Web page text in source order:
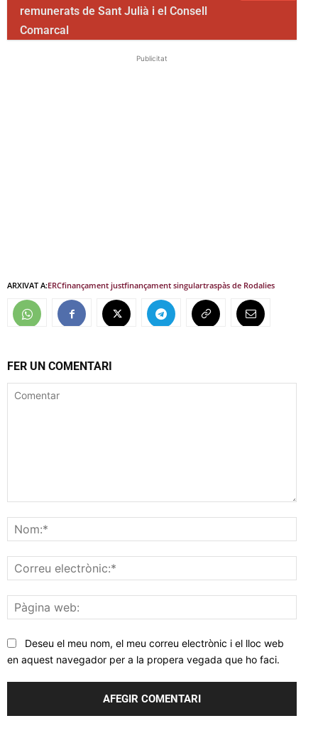
remunerats de Sant Julià i el Consell
Comarcal
Publicitat
ARXIVAT A:ERCfinançament justfinançament singulartraspàs de Rodalies
FER UN COMENTARI
web:
Deseu el meu nom, el meu correu electrònic i el lloc web
en aquest navegador per a la propera vegada que ho faci.